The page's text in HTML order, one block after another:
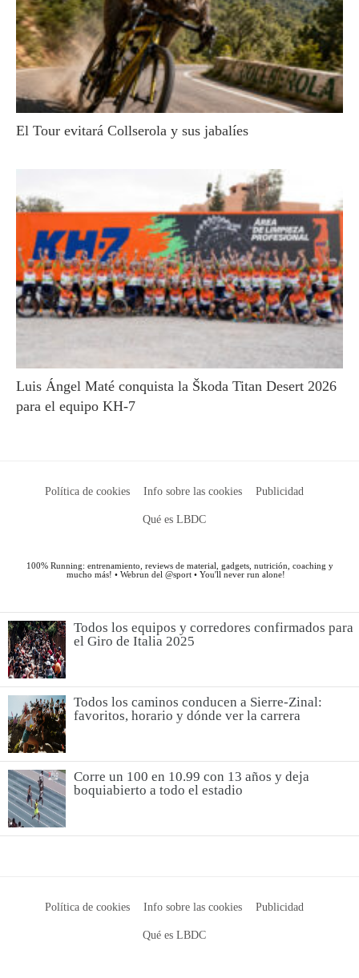
Todos los equipos y corredores confirmados para
el Giro de Italia 2025
Todos los caminos conducen a Sierre-Zinal:
favoritos, horario y dónde ver la carrera
Corre un 100 en 10.99 con 13 años y deja
boquiabierto a todo el estadio
Política de cookies Info sobre las cookies Publicidad
Qué es LBDC